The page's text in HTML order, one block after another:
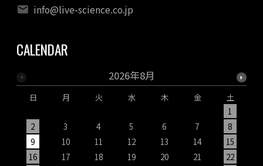
info@live-science.co.jp
CALENDAR
2026年8月
日 月 火 水 木 金
土
1
2
3 4 5 6 7
8
9
10 11 12 13 14
15
16
17 18 19 20 21 22